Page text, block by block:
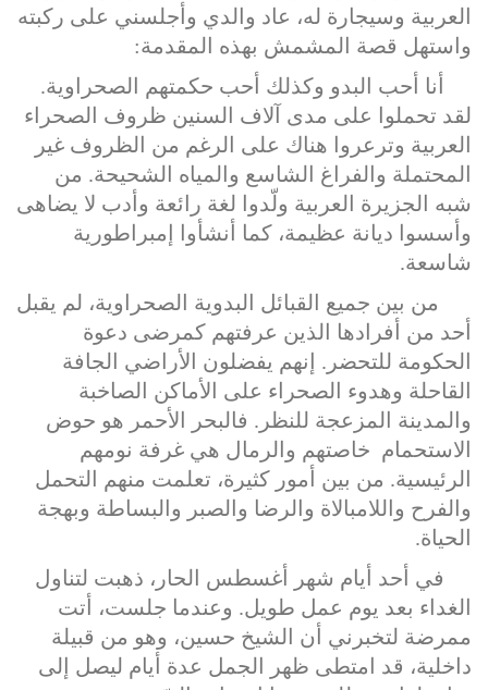
العربية وسيجارة له، عاد والدي وأجلسني على ركبته
واستهل قصة المشمش بهذه المقدمة:
أنا أحب البدو وكذلك أحب حكمتهم الصحراوية.
لقد تحملوا على مدى آلاف السنين ظروف الصحراء
العربية وترعروا هناك على الرغم من الظروف غير
المحتملة والفراغ الشاسع والمياه الشحيحة. من
شبه الجزيرة العربية ولّدوا لغة رائعة وأدب لا يضاهى
وأسسوا ديانة عظيمة، كما أنشأوا إمبراطورية
شاسعة.
من بين جميع القبائل البدوية الصحراوية، لم يقبل
أحد من أفرادها الذين عرفتهم كمرضى دعوة
الحكومة للتحضر. إنهم يفضلون الأراضي الجافة
القاحلة وهدوء الصحراء على الأماكن الصاخبة
والمدينة المزعجة للنظر. فالبحر الأحمر هو حوض
الاستحمام خاصتهم والرمال هي غرفة نومهم
الرئيسية. من بين أمور كثيرة، تعلمت منهم التحمل
والفرح واللامبالاة والرضا والصبر والبساطة وبهجة
الحياة.
في أحد أيام شهر أغسطس الحار، ذهبت لتناول
الغداء بعد يوم عمل طويل. وعندما جلست، أتت
ممرضة لتخبرني أن الشيخ حسين، وهو من قبيلة
داخلية، قد امتطى ظهر الجمل عدة أيام ليصل إلى